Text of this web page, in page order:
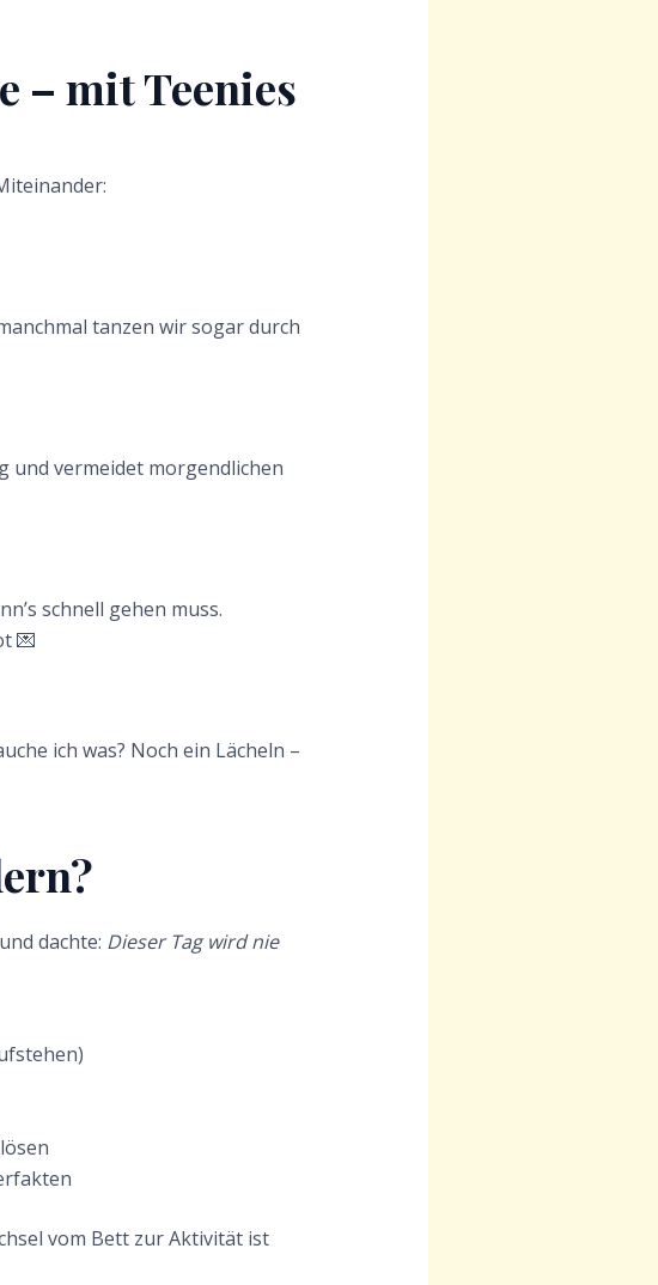
– mit Teenies
tanzen wir sogar durch
und vermeidet morgendlichen
schnell gehen muss.
💌
ich was? Noch ein Lächeln –
dachte: Dieser Tag wird nie
vom Bett zur Aktivität ist